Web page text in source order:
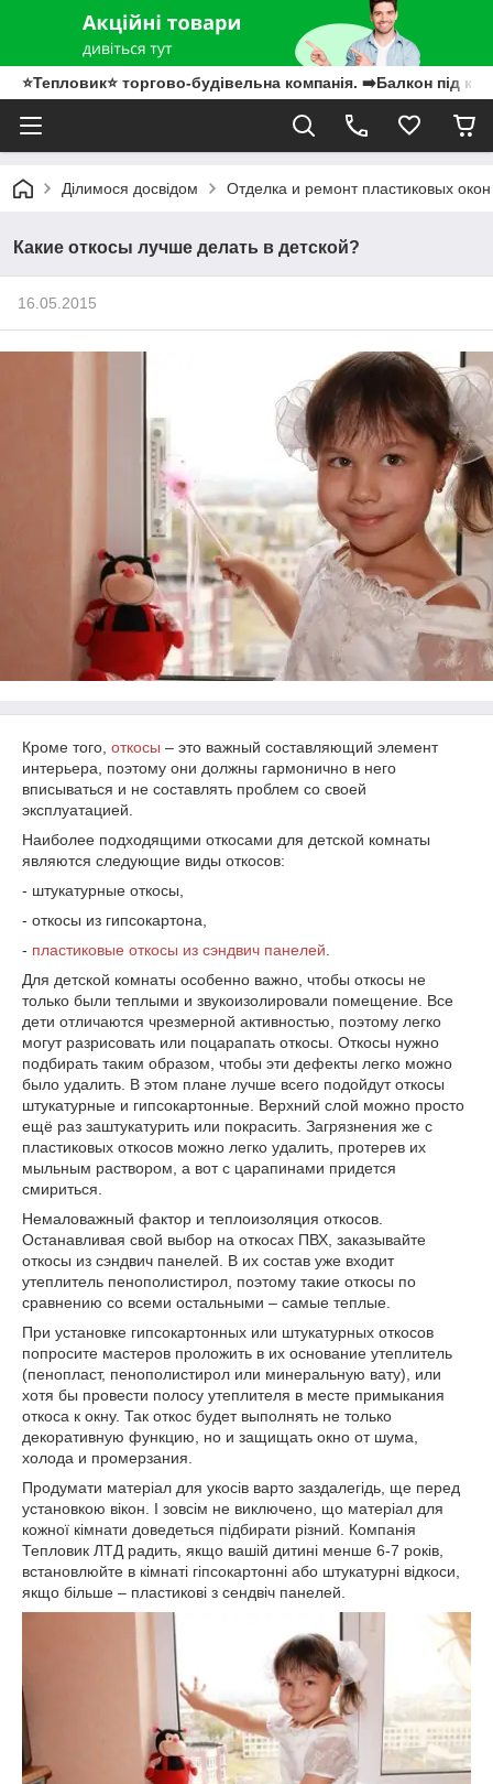
⭐Тепловик⭐ торгово-будівельна компанія. ➡️Балкон під
Ділимося досвідом Отделка и ремонт пластиковых окон
Какие откосы лучше делать в детской?
16.05.2015
Кроме того, откосы – это важный составляющий элемент
интерьера, поэтому они должны гармонично в него
вписываться и не составлять проблем со своей
эксплуатацией.
Наиболее подходящими откосами для детской комнаты
являются следующие виды откосов:
- штукатурные откосы,
- откосы из гипсокартона,
- пластиковые откосы из сэндвич панелей
Для детской комнаты особенно важно, чтобы откосы не
только были теплыми и звукоизолировали помещение. Все
дети отличаются чрезмерной активностью, поэтому легко
могут разрисовать или поцарапать откосы. Откосы нужно
подбирать таким образом, чтобы эти дефекты легко можно
было удалить. В этом плане лучше всего подойдут откосы
штукатурные и гипсокартонные. Верхний слой можно просто
ещё раз заштукатурить или покрасить. Загрязнения же с
пластиковых откосов можно легко удалить, протерев их
мыльным раствором, а вот с царапинами придется
смириться.
Немаловажный фактор и теплоизоляция откосов.
Останавливая свой выбор на откосах ПВХ, заказывайте
откосы из сэндвич панелей. В их состав уже входит
утеплитель пенополистирол, поэтому такие откосы по
сравнению со всеми остальными – самые теплые.
При установке гипсокартонных или штукатурных откосов
попросите мастеров проложить в их основание утеплитель
(пенопласт, пенополистирол или минеральную вату), или
хотя бы провести полосу утеплителя в месте примыкания
откоса к окну. Так откос будет выполнять не только
декоративную функцию, но и защищать окно от шума,
холода и промерзания.
Продумати матеріал для укосів варто заздалегідь, ще перед
установкою вікон. І зовсім не виключено, що матеріал для
кожної кімнати доведеться підбирати різний. Компанія
Тепловик ЛТД радить, якщо вашій дитині менше 6-7 років,
встановлюйте в кімнаті гіпсокартонні або штукатурні відкоси,
якщо більше – пластикові з сендвіч панелей.